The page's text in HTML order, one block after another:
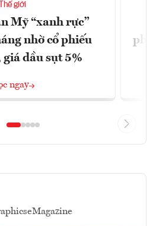
Thế giới
Mỹ “xanh rực”
nhờ cổ phiếu
giá dầu sụt 5%
ngay
eMagazine